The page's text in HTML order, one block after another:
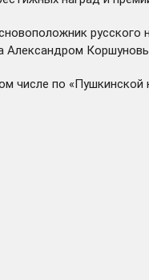
русского
Александром
числе по «Пушкинской